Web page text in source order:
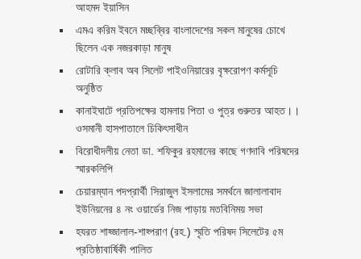
আহমদ ইয়াসিন
এমএ করিম ইবনে মচ্ছব্বির বাংলাদেশের সকল মানুষের চোখে
ছিলেন এক নজরকাড়া মানুষ ‎
রোটারি ক্লাব অব সিলেট পাইওনিয়ারের বৃক্ষরোপণ কর্মসূচি
অনুষ্ঠিত
কানাইঘাটে প্রতিপক্ষের হামলায় পিতা ও পুত্র গুরুতর আহত।।
ওসমানী হাসপাতালে চিকিৎসাধীন
বিরোধীদলীয় নেতা ডা. শফিকুর রহমানের কাছে গণদাবি পরিষদের
স্মারকলিপি ‎
চেয়ারম্যান পদপ্রার্থী সিরাজুল ইসলামের সমর্থনে জালালাবাদ
ইউনিয়নের ৪ নং ওয়ার্ডের নিজ পাড়ায় মতবিনিময় সভা
হযরত শাহ্জালাল-শাহ্পরাণ (রহ.) স্মৃতি পরিষদ সিলেটের ৫ম
প্রতিষ্ঠাবার্ষিকী পালিত ‎​